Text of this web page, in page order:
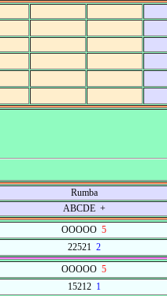
Rumba
ABCDE +
OOOOO 5
225212
OOOOO 5
152121